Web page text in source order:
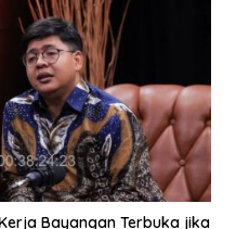
Bayangan Terbuka jika